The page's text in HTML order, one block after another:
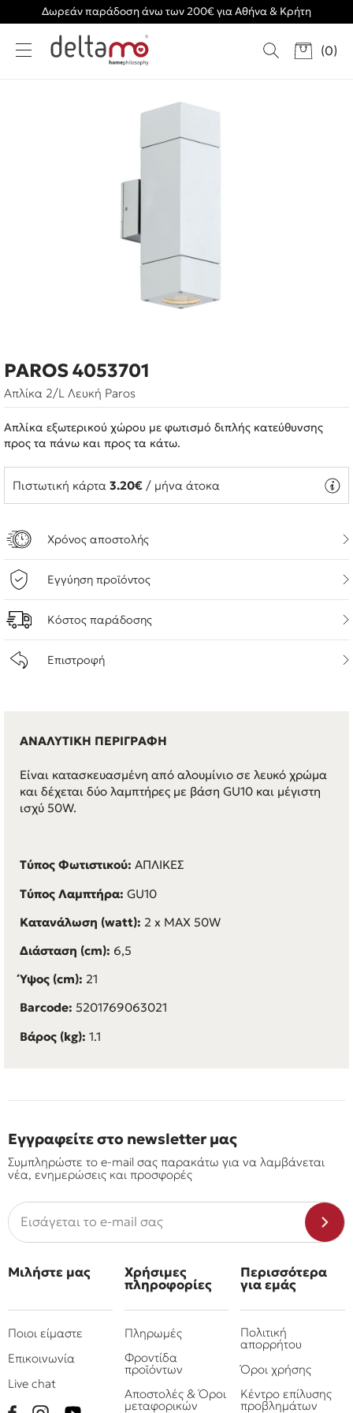
Δωρεάν παράδοση άνω των 200€ για Αθήνα & Κρήτη
(0)
PAROS 4053701
Απλίκα 2/L Λευκή Paros
Απλίκα εξωτερικού χώρου με φωτισμό διπλής κατεύθυνσης
προς τα πάνω και προς τα κάτω.
Πιστωτική κάρτα 3.20€ / μήνα άτοκα
Χρόνος αποστολής
Εγγύηση προϊόντος
Κόστος παράδοσης
Επιστροφή
ΑΝΑΛΥΤΙΚΗ ΠΕΡΙΓΡΑΦΗ
Είναι κατασκευασμένη από αλουμίνιο σε λευκό χρώμα
και δέχεται δύο λαμπτήρες με βάση GU10 και μέγιστη
ισχύ 50W.
Τύπος Φωτιστικού: ΑΠΛΙΚΕΣ
Τύπος Λαμπτήρα: GU10
Κατανάλωση (watt): 2 x MAX 50W
Διάσταση (cm): 6,5
Ύψος (cm): 21
Barcode: 5201769063021
Βάρος (kg): 1.1
Εγγραφείτε στο newsletter μας
Συμπληρώστε το e-mail σας παρακάτω για να λαμβάνεται
νέα, ενημερώσεις και προσφορές
Μιλήστε μας
Ποιοι είμαστε
Επικοινωνία
Live chat
Χρήσιμες
πληροφορίες
Πληρωμές
Φροντίδα
προϊόντων
Αποστολές & Όροι
μεταφορικών
Περισσότερα
για εμάς
Πολιτική
απορρήτου
Όροι χρήσης
Κέντρο επίλυσης
προβλημάτων